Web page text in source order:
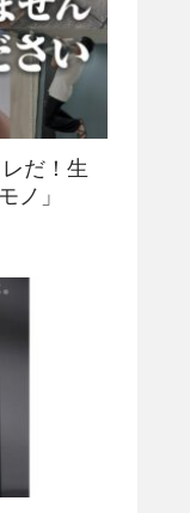
だ！生
ノ」